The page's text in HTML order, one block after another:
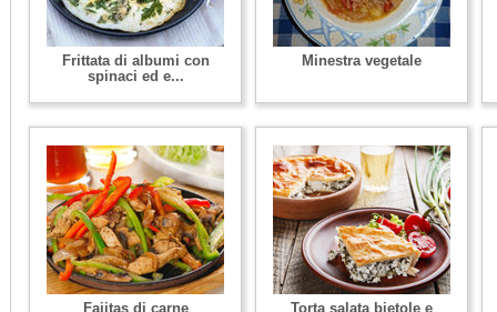
Frittata di albumi con
spinaci ed e...
Minestra vegetale
Fajitas di carne
Torta salata bietole e